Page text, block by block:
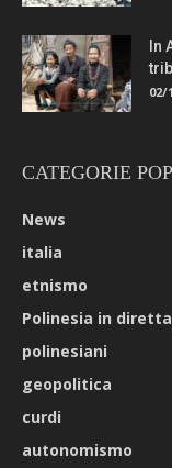
In
02/
CATEGORIE
News
italia
etnismo
Polinesia in diretta
polinesiani
geopolitica
curdi
autonomismo